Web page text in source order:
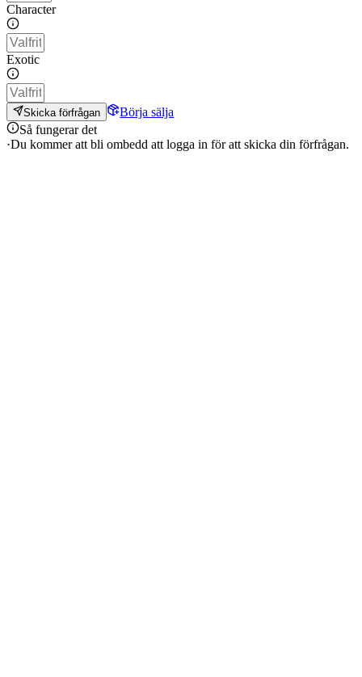
Character
Exotic
Skicka förfrågan
Börja sälja
Så fungerar det
·Du kommer att bli ombedd att logga in för att skicka din förfrågan.